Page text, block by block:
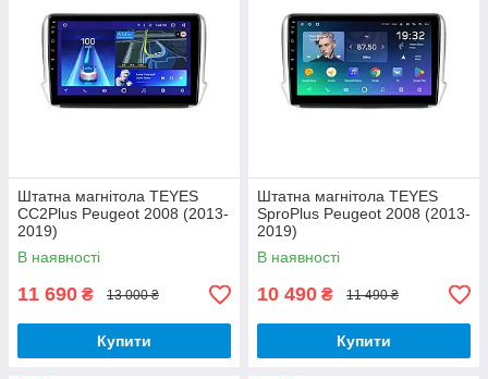
Штатна магнітола TEYES
CC2Plus Peugeot 2008 (2013-
2019)
В наявності
11 690 ₴ 13 000 ₴
Купити
Штатна магнітола TEYES
SproPlus Peugeot 2008 (2013-
2019)
В наявності
10 490 ₴ 11 490 ₴
Купити